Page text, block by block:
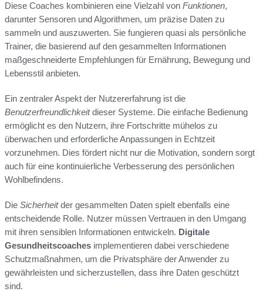
Diese Coaches kombinieren eine Vielzahl von Funktionen,
darunter Sensoren und Algorithmen, um präzise Daten zu
sammeln und auszuwerten. Sie fungieren quasi als persönliche
Trainer, die basierend auf den gesammelten Informationen
maßgeschneiderte Empfehlungen für Ernährung, Bewegung und
Lebensstil anbieten.
Ein zentraler Aspekt der Nutzererfahrung ist die
Benutzerfreundlichkeitdieser Systeme. Die einfache Bedienung
ermöglicht es den Nutzern, ihre Fortschritte mühelos zu
überwachen und erforderliche Anpassungen in Echtzeit
vorzunehmen. Dies fördert nicht nur die Motivation, sondern sorgt
auch für eine kontinuierliche Verbesserung des persönlichen
Wohlbefindens.
Die Sicherheitder gesammelten Daten spielt ebenfalls eine
entscheidende Rolle. Nutzer müssen Vertrauen in den Umgang
mit ihren sensiblen Informationen entwickeln. Digitale
Gesundheitscoaches implementieren dabei verschiedene
Schutzmaßnahmen, um die Privatsphäre der Anwender zu
gewährleisten und sicherzustellen, dass ihre Daten geschützt
sind.